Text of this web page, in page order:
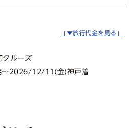
［▼旅行代金を見る］
クルーズ
2026/12/11(金)神戸着